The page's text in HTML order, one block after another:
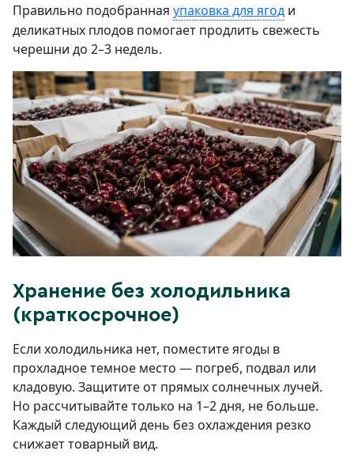
Правильно подобранная упаковка для ягод и
деликатных плодов помогает продлить свежесть
черешни до 2–3 недель.
Хранение без холодильника
(краткосрочное)
Если холодильника нет, поместите ягоды в
прохладное темное место — погреб, подвал или
кладовую. Защитите от прямых солнечных лучей.
Но рассчитывайте только на 1–2 дня, не больше.
Каждый следующий день без охлаждения резко
снижает товарный вид.